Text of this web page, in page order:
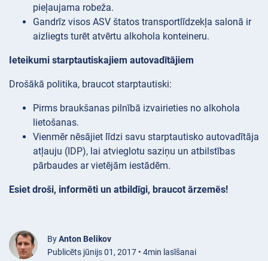
pieļaujama robeža.
Gandrīz visos ASV štatos transportlīdzekļa salonā ir
aizliegts turēt atvērtu alkohola konteineru.
Ieteikumi starptautiskajiem autovadītājiem
Drošākā politika, braucot starptautiski:
Pirms braukšanas pilnībā izvairieties no alkohola
lietošanas.
Vienmēr nēsājiet līdzi savu starptautisko autovadītāja
atļauju (IDP), lai atvieglotu saziņu un atbilstības
pārbaudes ar vietējām iestādēm.
Esiet droši, informēti un atbildīgi, braucot ārzemēs!
ByAnton Belikov
Publicēts jūnijs 01, 2017 • 4min lasīšanai